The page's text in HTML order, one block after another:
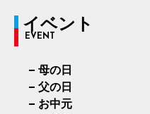
イベント
EVENT
母の日
父の日
お中元